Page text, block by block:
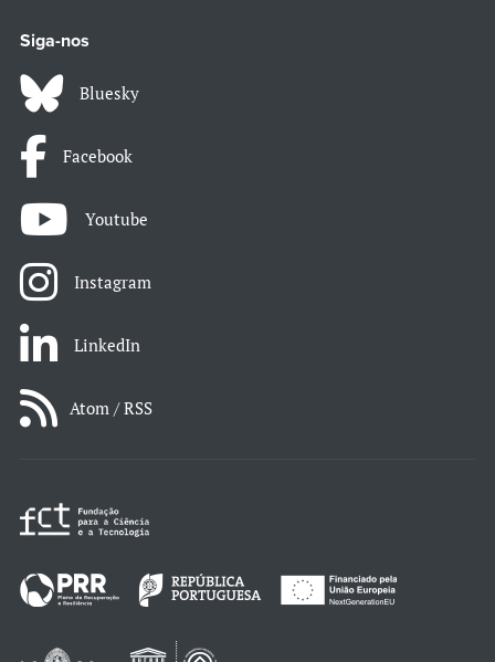
Siga-nos
Bluesky
Facebook
Youtube
Instagram
LinkedIn
Atom / RSS